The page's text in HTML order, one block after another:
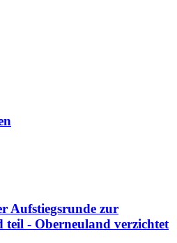
Aufstiegsrunde zur
teil - Oberneuland verzichtet